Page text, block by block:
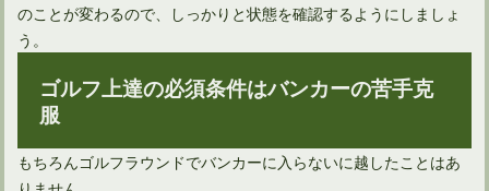
のことが変わるので、しっかりと状態を確認するようにしましょ
う。
ゴルフ上達の必須条件はバンカーの苦手克
服
もちろんゴルフラウンドでバンカーに入らないに越したことはあ